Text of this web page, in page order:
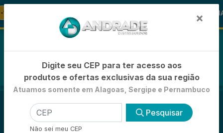
🪞 FRALDA TURMA DA MÔNICA
×
Digite seu CEP para ter acesso aos
produtos e ofertas exclusivas da sua região
Atuamos somente em Alagoas, Sergipe e Pernambuco
Pesquisar
Não sei meu CEP